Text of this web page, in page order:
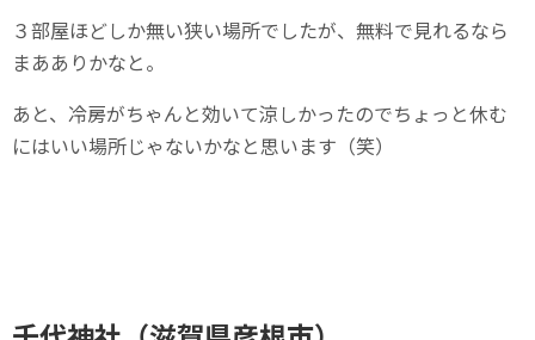
３部屋ほどしか無い狭い場所でしたが、無料で見れるなら
まあありかなと。
あと、冷房がちゃんと効いて涼しかったのでちょっと休む
にはいい場所じゃないかなと思います（笑）